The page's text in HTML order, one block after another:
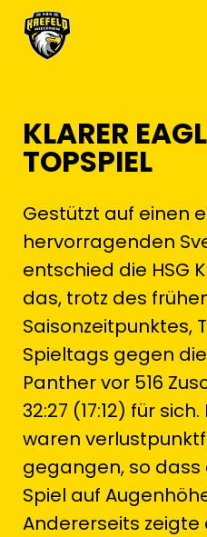
KLARER
TOPSPIEL
Gestützt auf einen
hervorragenden
entschied die HSG
das, trotz des
Saisonzeitpunktes,
Spieltags gegen
Panther vor 516
32:27 (17:12) für
waren
gegangen, so dass
Spiel auf
Andererseits